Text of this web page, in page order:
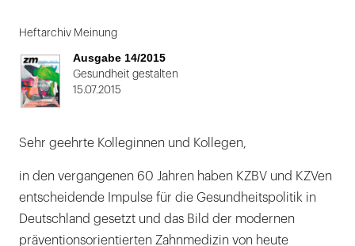
1
von
2
Heftarchiv Meinung
Ausgabe 14/2015
Gesundheit gestalten
15.07.2015
Sehr geehrte Kolleginnen und Kollegen,
in den vergangenen 60 Jahren haben KZBV und KZVen
entscheidende Impulse für die Gesundheitspolitik in
Deutschland gesetzt und das Bild der modernen
präventionsorientierten Zahnmedizin von heute